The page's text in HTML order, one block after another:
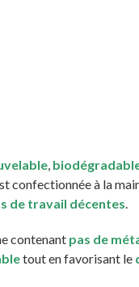
,
confectionnée à la
de travail décentes.
contenant pas de
tout en favorisant le